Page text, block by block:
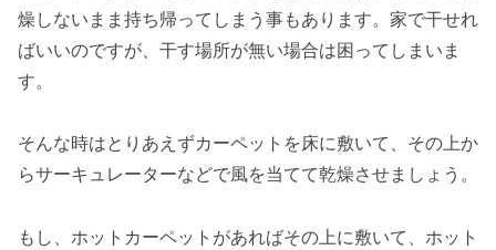
燥しないまま持ち帰ってしまう事もあります。家で干せれ
ばいいのですが、干す場所が無い場合は困ってしまいま
す。
そんな時はとりあえずカーペットを床に敷いて、その上か
らサーキュレーターなどで風を当てて乾燥させましょう。
もし、ホットカーペットがあればその上に敷いて、ホット